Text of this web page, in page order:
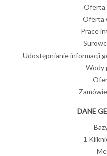
Oferta
Oferta
Prace
Udostępnianie informacji
Wody
DANE
1